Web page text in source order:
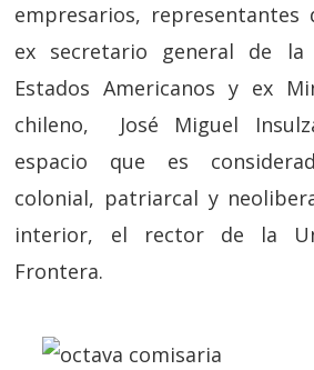
empresarios,
ex secretario general de la
Estados Americanos y ex
chileno, José Miguel
espacio que es
colonial, patriarcal y
interior, el rector de la
Frontera.